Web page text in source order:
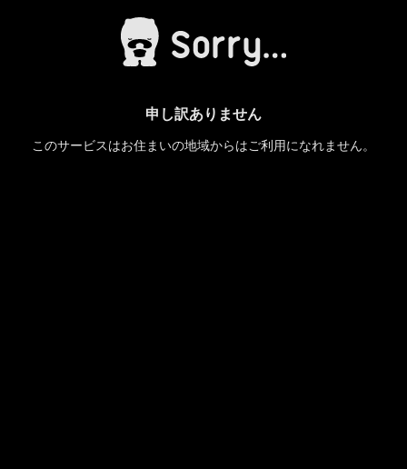
申し訳ありません
このサービスはお住まいの地域からはご利用になれません。